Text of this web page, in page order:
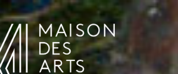
AGENDA
LA MAISON DES ARTS